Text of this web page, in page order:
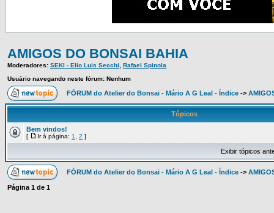
AMIGOS DO BONSAI BAHIA
Moderadores: SEKI - Elio Luis Secchi
Rafael Spinola
Usuário navegando neste fórum: Nenhum
FÓRUM do Atelier do Bonsai - Mário A G Leal - Índice ->
Tópicos
Bem vindos!
[ Ir à página: 1 2 ]
Exibir tópicos
FÓRUM do Atelier do Bonsai - Mário A G Leal - Índice ->
Página 1 de 1